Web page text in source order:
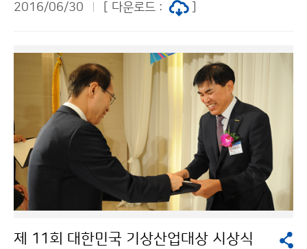
전북기상과학관은 현재 △천체투영관 △기상기후전시실
어 있으며, 7월부터 시범 운영을 거쳐 △기상현상 가상현
실체험시설 △다면영상체험관 △야외기상과학마당 조성
이 완료되는 12월에 정식 개관할 예정입니다. 국립전북기
상과학관은 천문과 기상이 융합된 특화된 과학관으로 청
소년들에게는 천문뿐만 아니라 기상인 체험전문 교육관
으로서의 역할을 톡톡히 해낼 것으로 기대됩니다.
2016/06/30 [ 다운로드 :
제 11회 대한민국 기상산업대상 시상식